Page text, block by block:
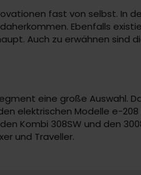
fast von selbst. In
Ebenfalls
Auch zu erwähnen sind
eine große Auswahl.
elektrischen Modelle e-
Kombi 308SW und den
und Traveller.